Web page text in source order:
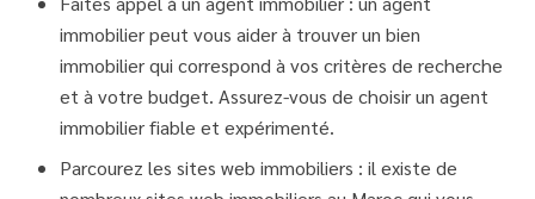
immobilier peut vous aider à trouver un bien
immobilier qui correspond à vos critères de recherche
et à votre budget. Assurez-vous de choisir un agent
immobilier fiable et expérimenté.
Parcourez les sites web immobiliers : il existe de